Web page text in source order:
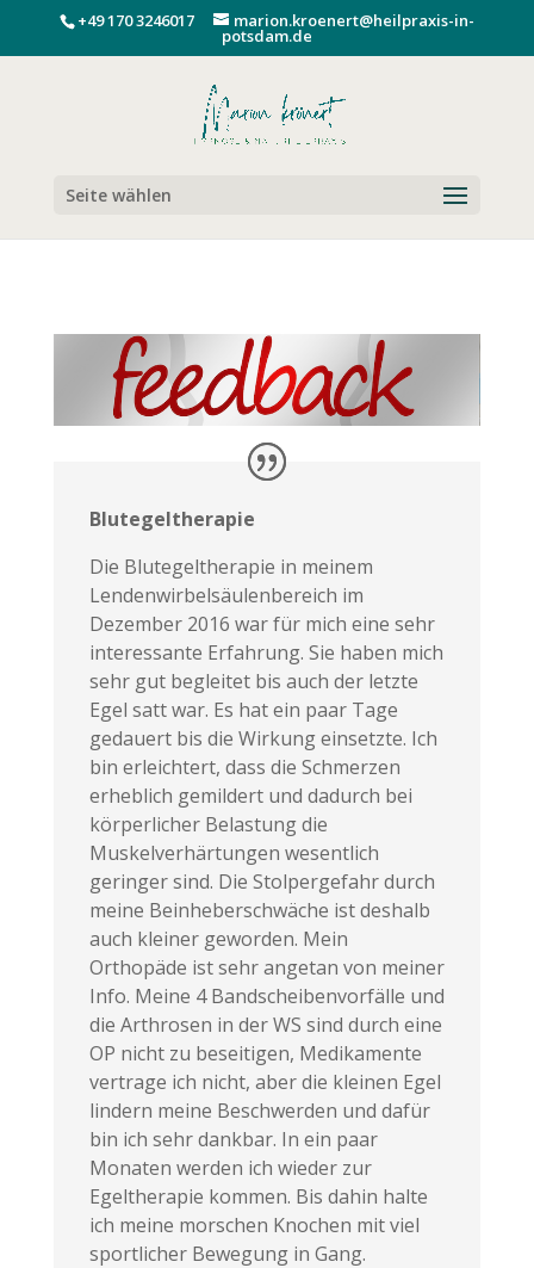
+49 170 3246017 marion.kroenert@heilpraxis-in-
potsdam.de
Seite wählen
Blutegeltherapie
Die Blutegeltherapie in meinem
Lendenwirbelsäulenbereich im
Dezember 2016 war für mich eine sehr
interessante Erfahrung. Sie haben mich
sehr gut begleitet bis auch der letzte
Egel satt war. Es hat ein paar Tage
gedauert bis die Wirkung einsetzte. Ich
bin erleichtert, dass die Schmerzen
erheblich gemildert und dadurch bei
körperlicher Belastung die
Muskelverhärtungen wesentlich
geringer sind. Die Stolpergefahr durch
meine Beinheberschwäche ist deshalb
auch kleiner geworden. Mein
Orthopäde ist sehr angetan von meiner
Info. Meine 4 Bandscheibenvorfälle und
die Arthrosen in der WS sind durch eine
OP nicht zu beseitigen, Medikamente
vertrage ich nicht, aber die kleinen Egel
lindern meine Beschwerden und dafür
bin ich sehr dankbar. In ein paar
Monaten werden ich wieder zur
Egeltherapie kommen. Bis dahin halte
ich meine morschen Knochen mit viel
sportlicher Bewegung in Gang.